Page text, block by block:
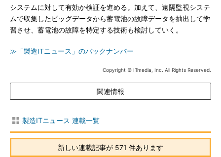
システムに対して有効か検証を進める。加えて、遠隔監視システ
ムで収集したビッグデータから蓄電池の故障データを抽出して学
習させ、蓄電池の故障を特定する技術も検討していく。
≫「製造ITニュース」のバックナンバー
Copyright © ITmedia, Inc. All Rights Reserved.
関連情報
製造ITニュース 連載一覧
新しい連載記事が 571 件あります